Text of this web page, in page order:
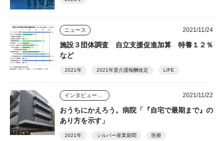
ニュース 2021/11/24
施設３団体調査 自立支援促進加算 特養１２％
など
2021年 2021年度介護報酬改定 LIFE
2021/11/22
おうちにかえろう。病院「『自宅で最期まで』の
あり方を示す」
2021年 シルバー産業新聞 医療